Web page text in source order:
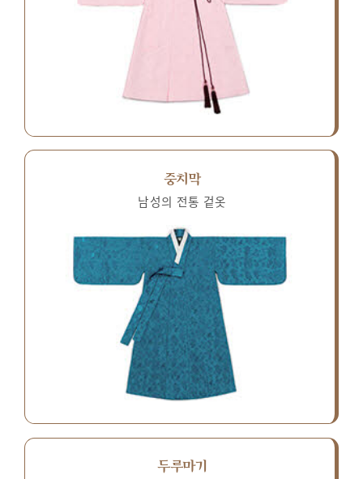
중치막
남성의 전통 겉옷
두루마기